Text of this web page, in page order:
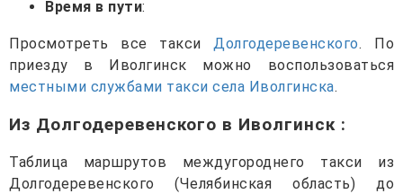
Время в пути:
Просмотреть все таксиДолгодеревенского. По
приезду в Иволгинск можно воспользоваться
местными службами такси села Иволгинска.
Из Долгодеревенского в Иволгинск :
Таблица маршрутов междугороднего такси из
Долгодеревенского (Челябинская область) до